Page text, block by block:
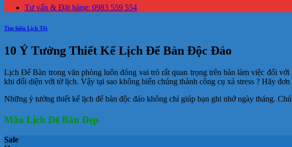
Tư vấn & Đặt hàng: 0983 559 554
Tìm hiểu Lịch Tết
10 Ý Tưởng Thiết Kế Lịch Để Bàn Độc Đáo
Lịch Để Bàn trong văn phòng luôn đóng vai trò rất quan trọng trên bàn làm việc đối
khi đối diện với tờ lịch. Vậy tại sao không biến chúng thành công cụ xả stress ? Hãy
Những ý tưởng thiết kế lịch để bàn độc đáo không chỉ giúp bạn ghi nhớ ngày tháng.
Mẫu Lịch Để Bàn Đẹp
Sale